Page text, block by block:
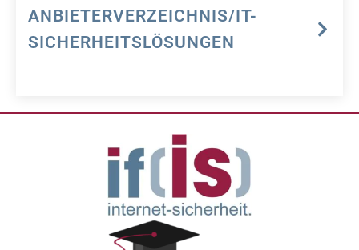
ANBIETERVERZEICHNIS/IT-
SICHERHEITSLÖSUNGEN